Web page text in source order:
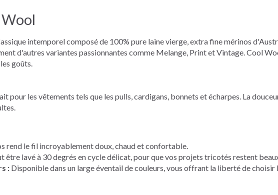
Wool
intemporel composé de 100% pure laine vierge, extra fine mérinos
d'autres variantes passionnantes comme Melange, Print et Vintage. Cool
goûts.
pour les vêtements tels que les pulls, cardigans, bonnets et écharpes. La
rend le fil incroyablement doux, chaud et confortable.
être lavé à 30 degrés en cycle délicat, pour que vos projets tricotés restent
: Disponible dans un large éventail de couleurs, vous offrant la liberté de